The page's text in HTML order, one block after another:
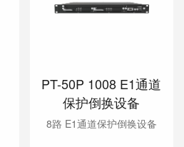
PT-50P 1008 E1通道
保护倒换设备
8路 E1通道保护倒换设备